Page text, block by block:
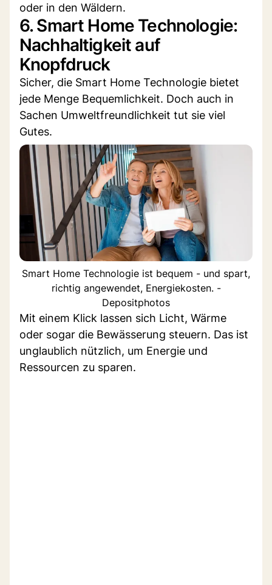
oder in den Wäldern.
6. Smart Home Technologie:
Nachhaltigkeit auf
Knopfdruck
Sicher, die Smart Home Technologie bietet
jede Menge Bequemlichkeit. Doch auch in
Sachen Umweltfreundlichkeit tut sie viel
Gutes.
Smart Home Technologie ist bequem - und spart,
richtig angewendet, Energiekosten. -
Depositphotos
Mit einem Klick lassen sich Licht, Wärme
oder sogar die Bewässerung steuern. Das ist
unglaublich nützlich, um Energie und
Ressourcen zu sparen.